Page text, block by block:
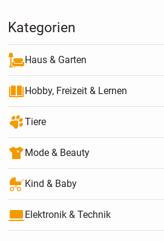
Kategorien
Haus & Garten
Hobby, Freizeit & Lernen
Tiere
Mode & Beauty
Kind & Baby
Elektronik & Technik